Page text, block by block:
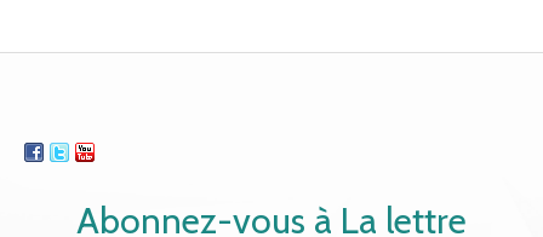
Abonnez-vous à La lettre